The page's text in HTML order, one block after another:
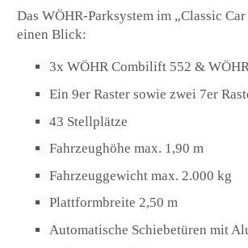
Das WÖHR-Parksystem im „Classic
einen Blick:
3x WÖHR Combilift 552 &
Ein 9er Raster sowie zwei 7er
43 Stellplätze
Fahrzeughöhe max. 1,90 m
Fahrzeuggewicht max. 2.000 kg
Plattformbreite 2,50 m
Automatische Schiebetüren mit